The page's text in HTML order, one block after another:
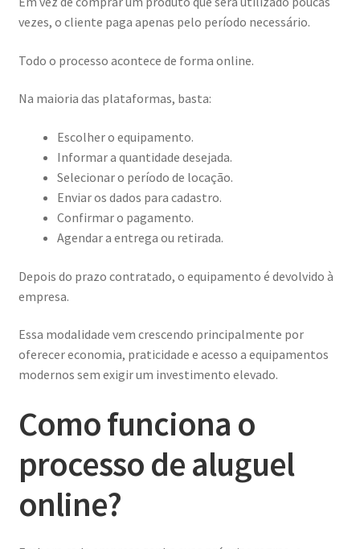
vezes, o cliente paga apenas pelo período necessário.
Todo o processo acontece de forma online.
Na maioria das plataformas, basta:
Escolher o equipamento.
Informar a quantidade desejada.
Selecionar o período de locação.
Enviar os dados para cadastro.
Confirmar o pagamento.
Agendar a entrega ou retirada.
Depois do prazo contratado, o equipamento é devolvido à
empresa.
Essa modalidade vem crescendo principalmente por
oferecer economia, praticidade e acesso a equipamentos
modernos sem exigir um investimento elevado.
Como funciona o
processo de aluguel
online?